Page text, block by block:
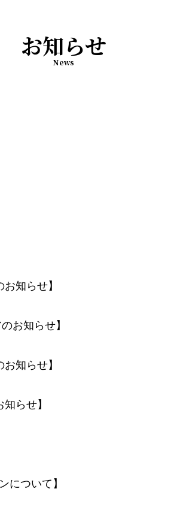
お知らせ
News
知らせ】
お知らせ】
知らせ】
らせ】
について】